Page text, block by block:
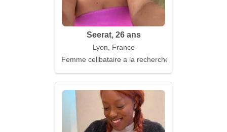
Seerat, 26 ans
Lyon, France
Femme celibataire a la recherche d'un mari